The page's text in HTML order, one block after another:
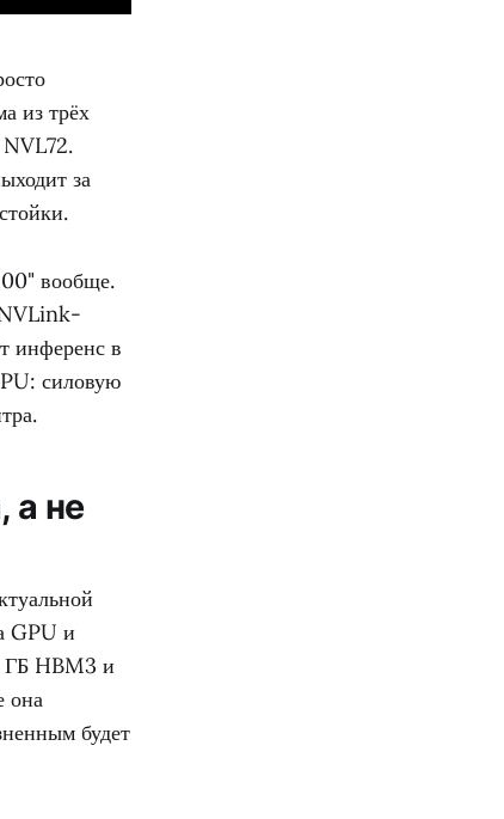
из трёх
за
вообще.
NVLink-
инференс в
силовую
а не
GPU и
ГБ HBM3 и
она
будет